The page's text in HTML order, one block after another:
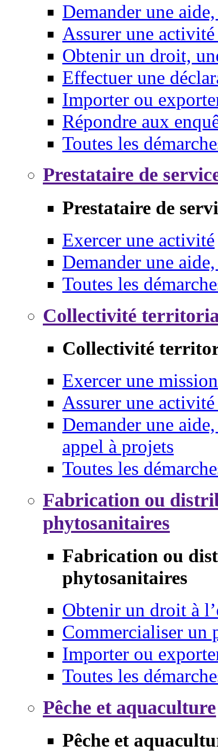
Demander une
Assurer une
Obtenir un droit,
Effectuer une
Importer ou
Répondre aux
Toutes les
Prestataire de
Prestataire de
Exercer une activité
Demander une
Toutes les
Collectivité
Collectivité
Exercer une mission
Assurer une
Demander une
appel à projets
Toutes les
Fabrication ou
phytosanitaires
Fabrication ou
phytosanitaires
Obtenir un droit à
Commercialiser un
Importer ou
Toutes les
Pêche et aquaculture
Pêche et